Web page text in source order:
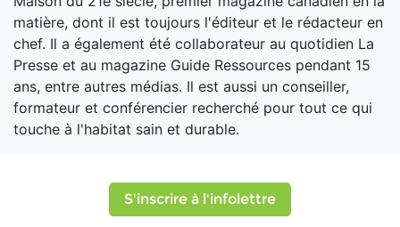
matière, dont il est toujours l'éditeur et le rédacteur en
chef. Il a également été collaborateur au quotidien La
Presse et au magazine Guide Ressources pendant 15
ans, entre autres médias. Il est aussi un conseiller,
formateur et conférencier recherché pour tout ce qui
touche à l'habitat sain et durable.
S'inscrire à l'infolettre